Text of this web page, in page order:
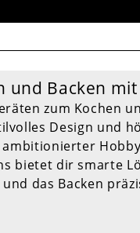
und Backen
zum Kochen
Design und
ambitionierter
bietet dir smarte
das Backen